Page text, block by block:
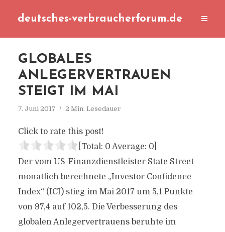
deutsches-verbraucherforum.de
GLOBALES
ANLEGERVERTRAUEN
STEIGT IM MAI
7. Juni 2017 2 Min. Lesedauer
Click to rate this post!
[Total: 0 Average: 0]
Der vom US-Finanzdienstleister State Street
monatlich berechnete „Investor Confidence
Index“ (ICI) stieg im Mai 2017 um 5,1 Punkte
von 97,4 auf 102,5. Die Verbesserung des
globalen Anlegervertrauens beruhte im